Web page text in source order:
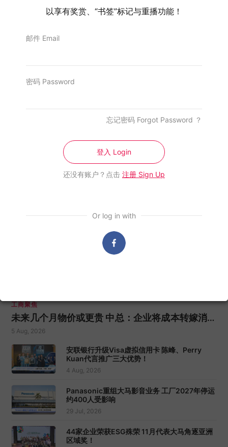
以享有奖赏、“书签”标记与重播功能！
邮件 Email
密码 Password
忘记密码 Forgot Password ？
登入 Login
还没有账户？点击 注册 Sign Up
Or log in with
6 Episodes
工商聚焦
未来几个月物价或更贵 中总：企业将成本转嫁消费
者
5 Aug, 2026
安联银行升级Visa虚拟信用卡 陈峰、Perry
Kuan代言推广三大优势！
4 Aug, 2026
Panasonic重组大马影音业务 工厂2027年停运
约400人受影响
29 Jul, 2026
44家企业荣获ESG殊荣 11月代表大马角逐亚洲
区域奖！